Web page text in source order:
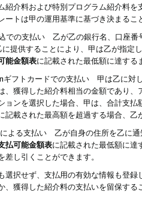
紹介料および特別プログラム紹介料
ートは甲の運用基準に基づき決まるこ
での支払い 乙が乙の銀行名、口座番
に提供することにより、甲は乙が指
能金額表に記載された最低額に達する
ギフトカードでの支払い 甲は乙に対
、獲得した紹介料相当の金額であり
ョンを選択した場合、甲は、合計支払
記載された最高額を超過する場合、
よる支払い 乙が自身の住所を乙に通
払可能金額表に記載された最低額に達
し引くことができます。
選択せず、支払用の有効な情報も登
、獲得した紹介料の支払いを留保する